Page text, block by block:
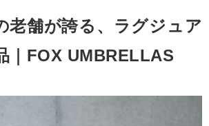
老舗が誇る、ラグジュア
｜FOX UMBRELLAS